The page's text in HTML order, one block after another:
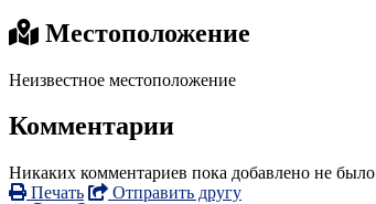
Местоположение
Неизвестное местоположение
Комментарии
Никаких комментариев пока добавлено не было
Печать
Отправить другу